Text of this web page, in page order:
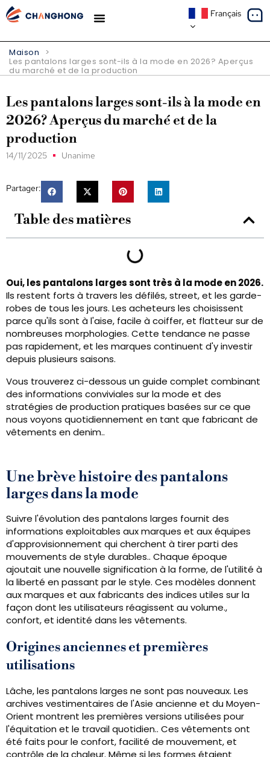
Français
Maison >
Les pantalons larges sont-ils à la mode en 2026? Aperçus
du marché et de la production
Les pantalons larges sont-ils à la mode en
2026? Aperçus du marché et de la
production
14/11/2025 Unanime
Partager:
Table des matières
Oui, les pantalons larges sont très à la mode en 2026.
Ils restent forts à travers les défilés, street, et les garde-
robes de tous les jours. Les acheteurs les choisissent
parce qu'ils sont à l'aise, facile à coiffer, et flatteur sur de
nombreuses morphologies. Cette tendance ne passe
pas rapidement, et les marques continuent d'y investir
depuis plusieurs saisons.
Vous trouverez ci-dessous un guide complet combinant
des informations conviviales sur la mode et des
stratégies de production pratiques basées sur ce que
nous voyons quotidiennement en tant que fabricant de
vêtements en denim..
Une brève histoire des pantalons
larges dans la mode
Suivre l'évolution des pantalons larges fournit des
informations exploitables aux marques et aux équipes
d'approvisionnement qui cherchent à tirer parti des
mouvements de style durables.. Chaque époque
ajoutait une nouvelle signification à la forme, de l'utilité à
la liberté en passant par le style. Ces modèles donnent
aux marques et aux fabricants des indices utiles sur la
façon dont les utilisateurs réagissent au volume.,
confort, et identité dans les vêtements.
Origines anciennes et premières
utilisations
Lâche, les pantalons larges ne sont pas nouveaux. Les
archives vestimentaires de l'Asie ancienne et du Moyen-
Orient montrent les premières versions utilisées pour
l'équitation et le travail quotidien.. Ces vêtements ont
été faits pour le confort, facilité de mouvement, et
contrôle de la chaleur. Même si les formes étaient